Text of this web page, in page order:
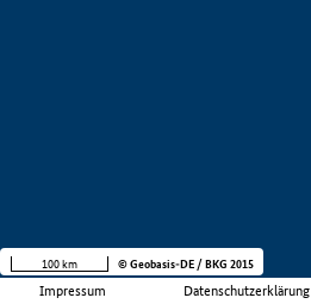
Impressum Datenschutzerklärung
100 km © Geobasis-DE / BKG 2015